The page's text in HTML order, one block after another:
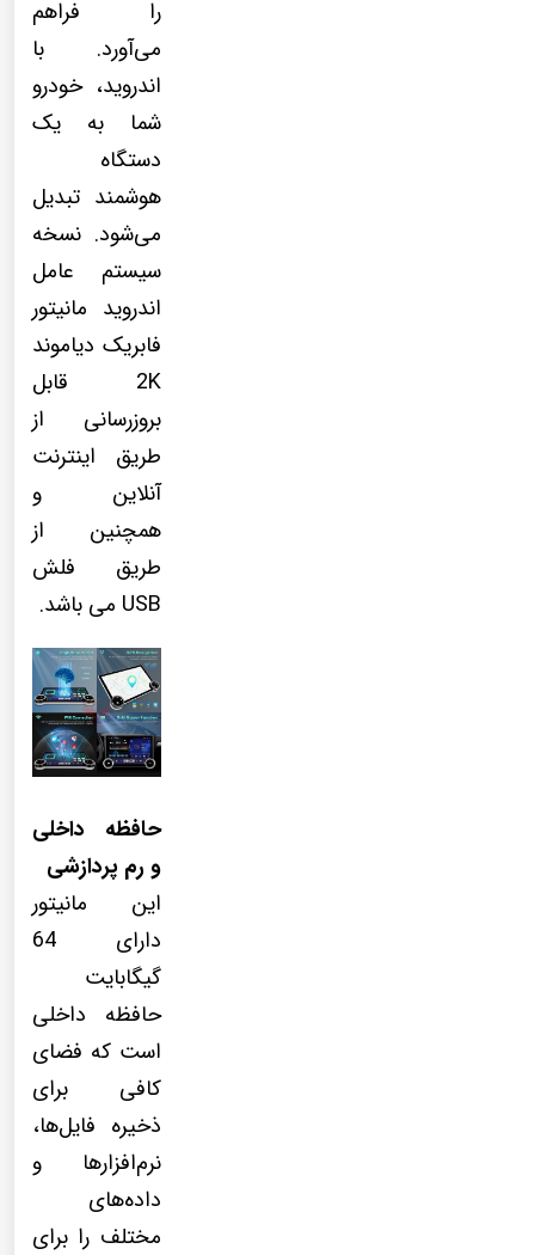
را فراهم
می‌آورد. با
اندروید، خودرو
شما به یک
دستگاه
هوشمند تبدیل
می‌شود. نسخه
سیستم عامل
اندروید مانیتور
فابریک دیاموند
2K قابل
بروزرسانی از
طریق اینترنت
آنلاین و
همچنین از
طریق فلش
USB می باشد.
حافظه داخلی
و رم پردازشی
این مانیتور
دارای 64
گیگابایت
حافظه داخلی
است که فضای
کافی برای
ذخیره فایل‌ها،
نرم‌افزارها و
داده‌های
مختلف را برای